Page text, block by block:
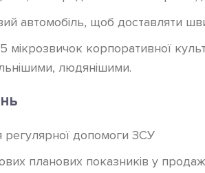
автомобіль, щоб доставляти
мікрозвичок корпоративної
людянішими.
допомоги ЗСУ
планових показників у